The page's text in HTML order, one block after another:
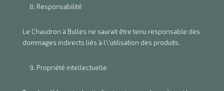
Responsabilité
Le Chaudron à Bulles ne saurait être tenu responsable des
dommages indirects liés à l\'utilisation des produits.
Propriété intellectuelle